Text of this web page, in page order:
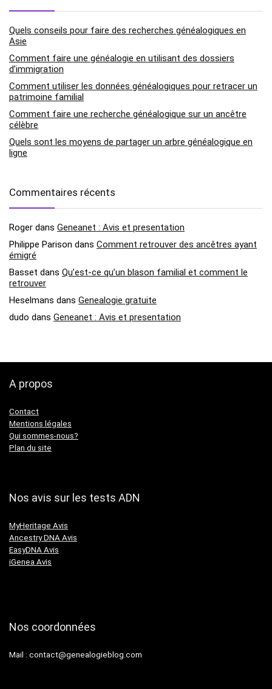
Quels conseils pour faire des recherches généalogiques en
Asie
Comment faire une généalogie en utilisant des dossiers
d’immigration
Comment utiliser les données généalogiques pour retracer un
patrimoine familial
Comment faire une recherche généalogique sur un ancêtre
célèbre
Quels sont les moyens de partager un arbre généalogique en
ligne
Commentaires récents
Roger dans Geneanet : Avis et presentation
Philippe Parison dans Comment retrouver des ancêtres ayant
émigré
Basset dans Qu’est-ce qu’un blason familial et comment le
retrouver
Heselmans dans Genealogie gratuite
dudo dans Geneanet : Avis et presentation
A propos
Contact
Mentions légales
Qui sommes-nous?
Plan du site
Nos avis sur les tests ADN
MyHeritage Avis
Ancestry DNA Avis
EasyDNA Avis
iGenea Avis
Nos coordonnées
Mail : contact@genealogieblog.com